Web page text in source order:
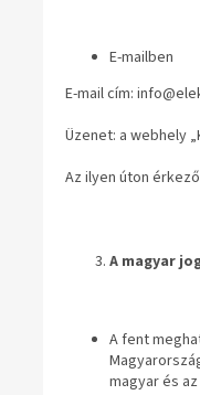
E-mailben
E-mail cím:
Üzenet: a webhely
Az ilyen úton
A magyar
A fent
magyar és